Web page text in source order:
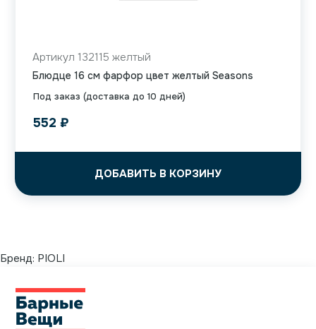
Под заказ (доставка до 10 дней)
Артикул 132115 желтый
Блюдце 16 см фарфор цвет желтый Seasons
552 ₽
ДОБАВИТЬ В КОРЗИНУ
Бренд: PIOLI